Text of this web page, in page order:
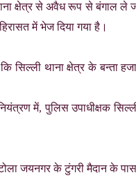
क्षेत्र से अवैध रूप से बंगाल ले
में भेज दिया गया है।
सिल्ली थाना क्षेत्र के बन्ता
में, पुलिस उपाधीक्षक
जयनगर के टुंगरी मैदान के